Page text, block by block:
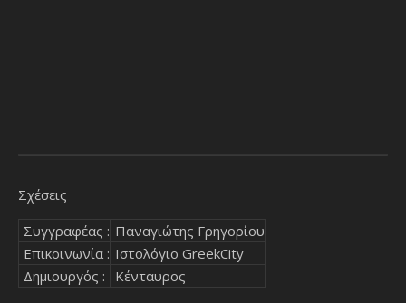
Σχέσεις
Συγγραφέας : Παναγιώτης Γρηγορίου
Επικοινωνία : Ιστολόγιο GreekCity
Δημιουργός :
Κένταυρος